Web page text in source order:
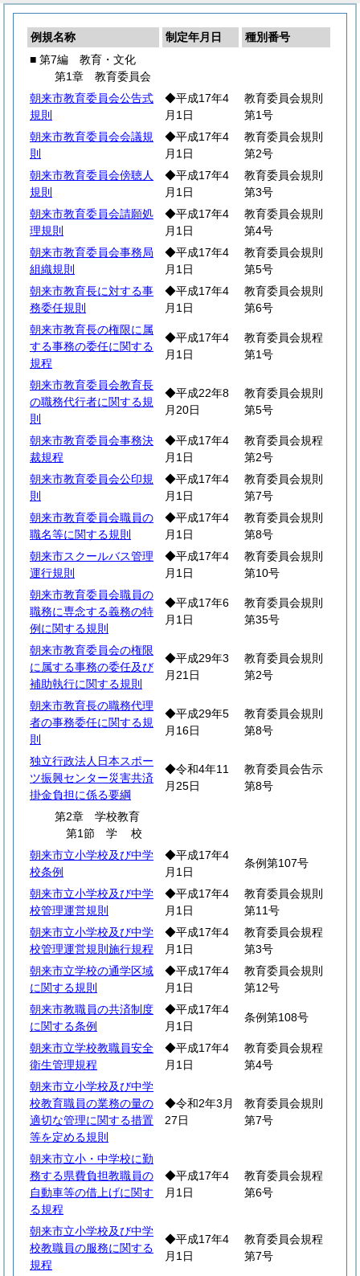
例規名称 制定年月日
種別番号
■ 第7編 教育・文化
第1章 教育委員会
朝来市教育委員会公告式
規則
◆平成17年4
月1日
教育委員会規則
第1号
朝来市教育委員会会議規
則
◆平成17年4
月1日
教育委員会規則
第2号
朝来市教育委員会傍聴人
規則
◆平成17年4
月1日
教育委員会規則
第3号
朝来市教育委員会請願処
理規則
◆平成17年4
月1日
教育委員会規則
第4号
朝来市教育委員会事務局
組織規則
◆平成17年4
月1日
教育委員会規則
第5号
朝来市教育長に対する事
務委任規則
◆平成17年4
月1日
教育委員会規則
第6号
朝来市教育長の権限に属
する事務の委任に関する
規程
◆平成17年4
月1日
教育委員会規程
第1号
朝来市教育委員会教育長
の職務代行者に関する規
則
◆平成22年8
月20日
教育委員会規則
第5号
朝来市教育委員会事務決
裁規程
◆平成17年4
月1日
教育委員会規程
第2号
朝来市教育委員会公印規
則
◆平成17年4
月1日
教育委員会規則
第7号
朝来市教育委員会職員の
職名等に関する規則
◆平成17年4
月1日
教育委員会規則
第8号
朝来市スクールバス管理
運行規則
◆平成17年4
月1日
教育委員会規則
第10号
朝来市教育委員会職員の
職務に専念する義務の特
例に関する規則
◆平成17年6
月1日
教育委員会規則
第35号
朝来市教育委員会の権限
に属する事務の委任及び
補助執行に関する規則
◆平成29年3
月21日
教育委員会規則
第2号
朝来市教育長の職務代理
者の事務委任に関する規
則
◆平成29年5
月16日
教育委員会規則
第8号
独立行政法人日本スポー
ツ振興センター災害共済
掛金負担に係る要綱
◆令和4年11
月25日
教育委員会告示
第8号
第2章 学校教育
第1節 学校
朝来市立小学校及び中学
校条例
◆平成17年4
月1日
条例第107号
朝来市立小学校及び中学
校管理運営規則
◆平成17年4
月1日
教育委員会規則
第11号
朝来市立小学校及び中学
校管理運営規則施行規程
◆平成17年4
月1日
教育委員会規程
第3号
朝来市立学校の通学区域
に関する規則
◆平成17年4
月1日
教育委員会規則
第12号
朝来市教職員の共済制度
に関する条例
◆平成17年4
月1日
条例第108号
朝来市立学校教職員安全
衛生管理規程
◆平成17年4
月1日
教育委員会規程
第4号
朝来市立小学校及び中学
校教育職員の業務の量の
適切な管理に関する措置
等を定める規則
◆令和2年3月
27日
教育委員会規則
第7号
朝来市立小・中学校に勤
務する県費負担教職員の
自動車等の借上げに関す
る規程
◆平成17年4
月1日
教育委員会規程
第6号
朝来市立小学校及び中学
校教職員の服務に関する
規程
◆平成17年4
月1日
教育委員会規程
第7号